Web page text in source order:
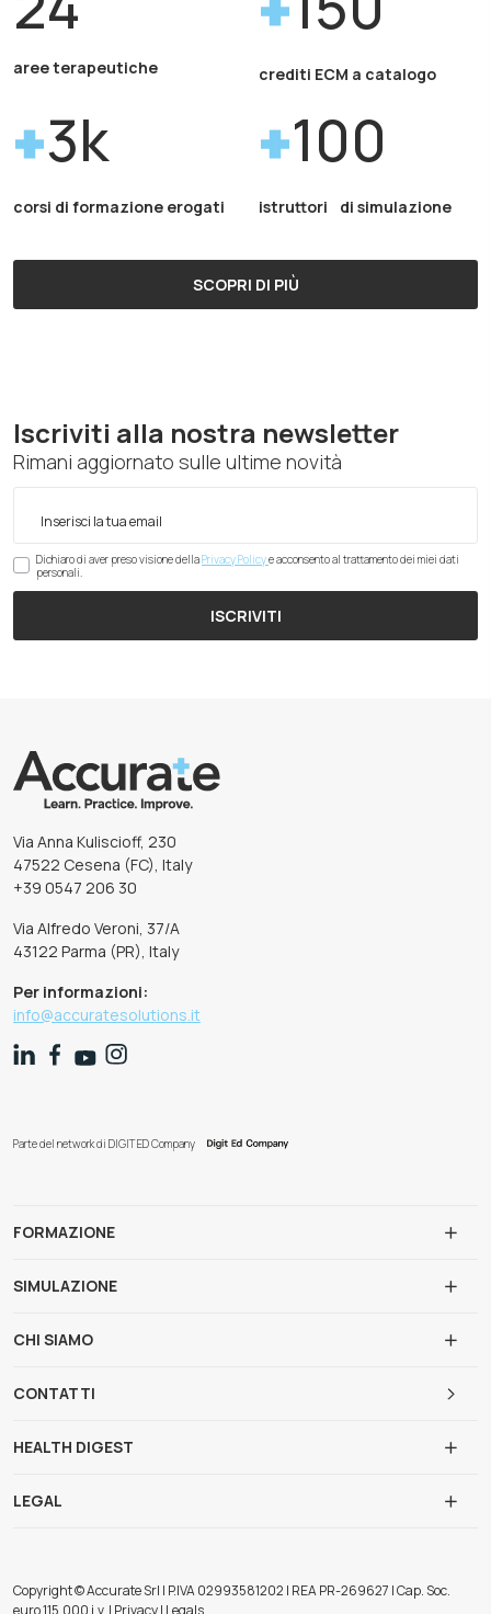
aree terapeutiche crediti ECM a catalogo
3k
corsi di formazione erogati
100
istruttori di simulazione
SCOPRI DI PIÙ
Iscriviti alla nostra newsletter
Rimani aggiornato sulle ultime novità
Dichiaro di aver preso visione dellaPrivacy Policye acconsento al trattamento dei miei dati
personali.
ISCRIVITI
Via Anna Kuliscioff, 230
47522 Cesena (FC), Italy
+39 0547 206 30
Via Alfredo Veroni, 37/A
43122 Parma (PR), Italy
Per informazioni:
info@accuratesolutions.it
Parte del network di DIGIT ED Company
FORMAZIONE
SIMULAZIONE
CHI SIAMO
CONTATTI
HEALTH DIGEST
LEGAL
Copyright © Accurate Srl | P.IVA 02993581202 | REA PR-269627 | Cap. Soc.
euro 115.000 i.v. | Privacy | Legals